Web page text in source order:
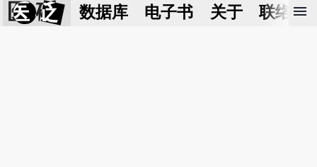
医 砭 数据库 电子书 关于 联络我
menu